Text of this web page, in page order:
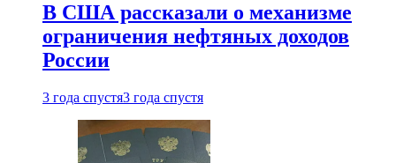
В США рассказали о механизме
ограничения нефтяных доходов
России
3 года спустя3 года спустя